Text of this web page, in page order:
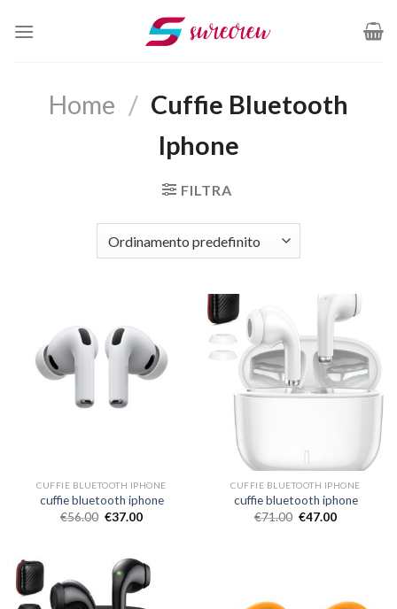
Home / Cuffie Bluetooth
Iphone
FILTRA
CUFFIE BLUETOOTH IPHONE
cuffie bluetooth iphone
€56.00 €37.00
CUFFIE BLUETOOTH IPHONE
cuffie bluetooth iphone
€71.00 €47.00